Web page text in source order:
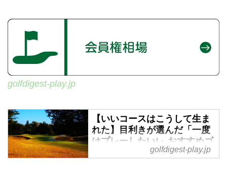
golfdigest-play.jp
【いいコースはこうして生ま
れた】目利きが選んだ「一度
はプレーしたい!」おすすめゴ
ルフ場。掲載一覧はこちら -
golfdigest-play.jp